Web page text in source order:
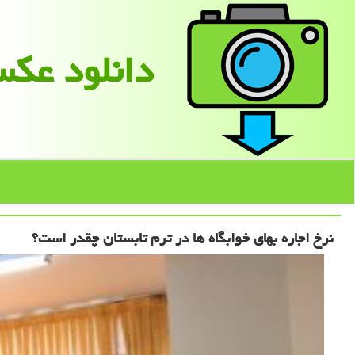
دانلود
نرخ اجاره بهای خوابگاه ها در ترم تابستان چقدر است؟